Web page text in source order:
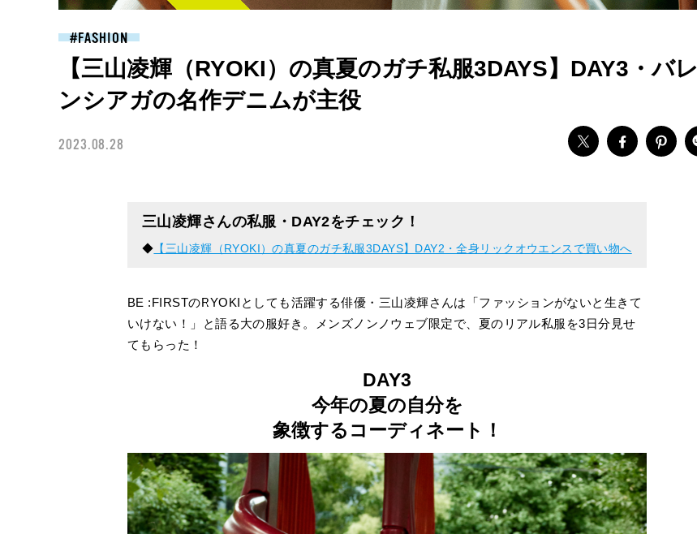
FASHION
【三山凌輝（RYOKI）の真夏のガチ私服3DAYS】DAY3・バレ
ンシアガの名作デニムが主役
2023.08.28
三山凌輝さんの私服・DAY2をチェック！
◆ 【三山凌輝（RYOKI）の真夏のガチ私服3DAYS】DAY2・全身リックオウエンスで買い物へ
BE :FIRSTのRYOKIとしても活躍する俳優・三山凌輝さんは「ファッションがないと生きて
いけない！」と語る大の服好き。メンズノンノウェブ限定で、夏のリアル私服を3日分見せ
てもらった！
DAY3
今年の夏の自分を
象徴するコーディネート！